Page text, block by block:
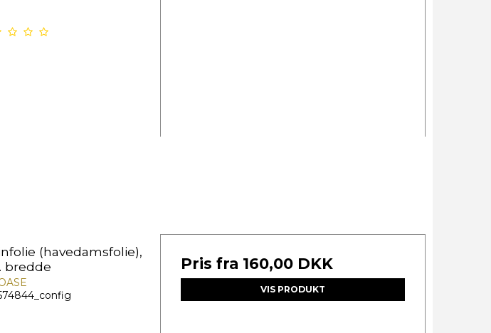
(havedamsfolie),
bredde
Pris fra 160,00 DKK
VIS PRODUKT